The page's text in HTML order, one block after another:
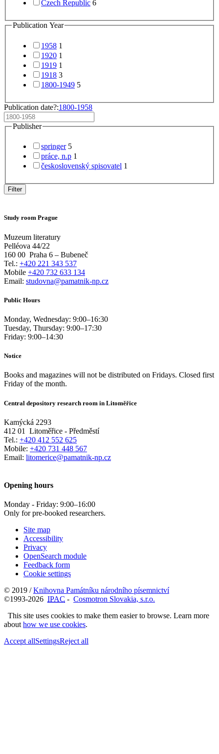
Czech Republic 6
Publication Year
1958 1
1920 1
1919 1
1918 3
1800-1949 5
Publication date?:1800-1958
Publisher
springer 5
práce, n.p 1
československý spisovatel 1
Filter
Study room Prague
Muzeum literatury
Pelléova 44/22
160 00 Praha 6 – Bubeneč
Tel.: +420 221 343 537
Mobile +420 732 633 134
Email: studovna@pamatnik-np.cz
Public Hours
Monday, Wednesday: 9:00–16:30
Tuesday, Thursday: 9:00–17:30
Friday: 9:00–14:30
Notice
Books and magazines will not be distributed on Fridays. Closed first
Friday of the month.
Central depository research room in Litoměřice
Kamýcká 2293
412 01
Litoměřice - Předměstí
Tel.: +420 412 552 625
Mobile: +420 731 448 567
Email: litomerice@pamatnik-np.cz
Opening hours
Monday - Friday: 9:00–16:00
Only for pre-booked researchers.
Site map
Accessibility
Privacy
OpenSearch module
Feedback form
Cookie settings
© 2019 /Knihovna Památníku národního písemnictví
©1993-2026 IPAC - Cosmotron Slovakia, s.r.o.
This site uses cookies to make them easier to browse. Learn more
about how we use cookies.
Accept allSettingsReject all